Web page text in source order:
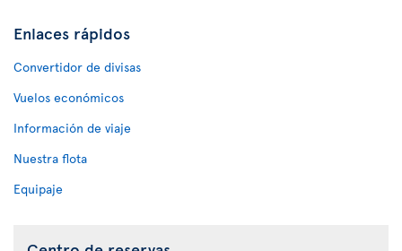
Enlaces rápidos
Convertidor de divisas
Vuelos económicos
Información de viaje
Nuestra flota
Equipaje